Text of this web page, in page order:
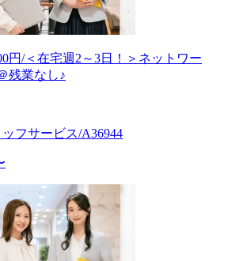
円/＜在宅週2～3日！＞ネットワー
残業なし♪
フサービス/A36944